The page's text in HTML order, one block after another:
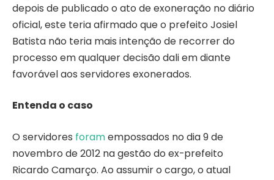
depois de publicado o ato de exoneração no diário
oficial, este teria afirmado que o prefeito Josiel
Batista não teria mais intenção de recorrer do
processo em qualquer decisão dali em diante
favorável aos servidores exonerados.
Entenda o caso
O servidores foramempossados no dia 9 de
novembro de 2012 na gestão do ex-prefeito
Ricardo Camarço. Ao assumir o cargo, o atual